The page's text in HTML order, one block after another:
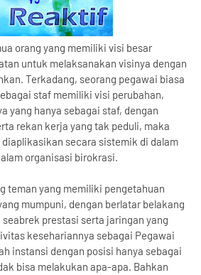
orang yang memiliki visi besar
untuk melaksanakan visinya dengan
Terkadang, seorang pegawai biasa
staf memiliki visi perubahan,
yang hanya sebagai staf, dengan
rekan kerja yang tak peduli, maka
secara sistemik di dalam
organisasi birokrasi.
teman yang memiliki pengetahuan
mumpuni, dengan berlatar belakang
prestasi serta jaringan yang
kesehariannya sebagai Pegawai
instansi dengan posisi hanya sebagai
bisa melakukan apa-apa. Bahkan